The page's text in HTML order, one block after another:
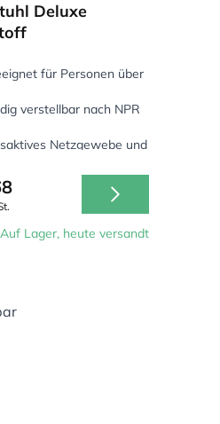
Deluxe
für Personen über
verstellbar nach NPR
Netzgewebe und
Auf Lager, heute versandt